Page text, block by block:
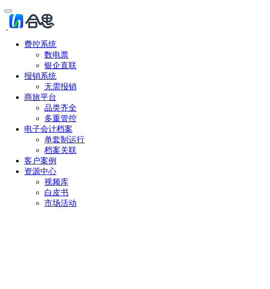
费控系统
数电票
银企直联
报销系统
无需报销
商旅平台
品类齐全
多重管控
电子会计档案
单套制运行
档案关联
客户案例
资源中心
视频库
白皮书
市场活动